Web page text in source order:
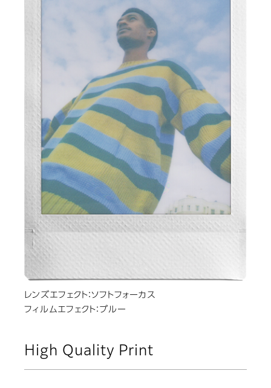
レンズエフェクト：ソフトフォーカス
フィルムエフェクト：ブルー
High Quality Print